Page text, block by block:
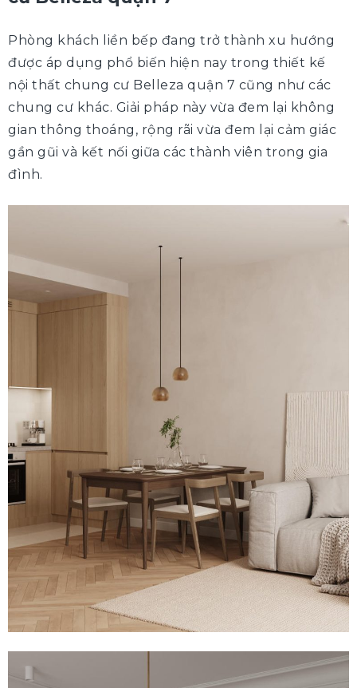
Phòng khách liền bếp đang trở thành xu hướng
được áp dụng phổ biến hiện nay trong thiết kế
nội thất chung cư Belleza quận 7 cũng như các
chung cư khác. Giải pháp này vừa đem lại không
gian thông thoáng, rộng rãi vừa đem lại cảm giác
gần gũi và kết nối giữa các thành viên trong gia
đình.